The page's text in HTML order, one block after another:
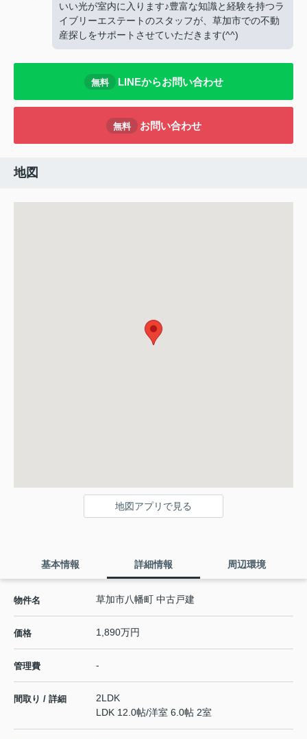
いい光が室内に入ります♪豊富な知識と経験を持つラ
イブリーエステートのスタッフが、草加市での不動
産探しをサポートさせていただきます(^^)
無料 LINEからお問い合わせ
無料 お問い合わせ
地図
地図アプリで見る
基本情報 詳細情報 周辺環境
物件名 草加市八幡町 中古戸建
価格 1,890万円
管理費 -
間取り / 詳細
2LDK
LDK 12.0帖/洋室 6.0帖 2室